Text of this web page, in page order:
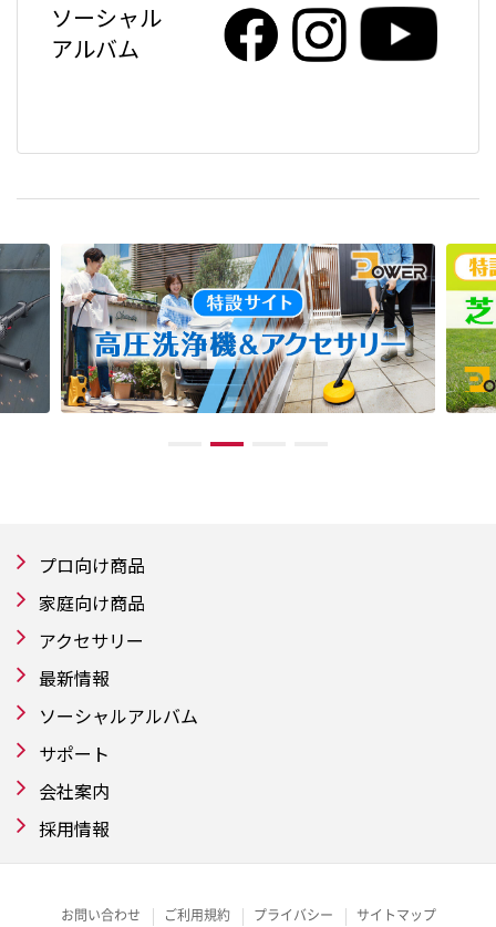
ソーシャル
アルバム
プロ向け商品
家庭向け商品
アクセサリー
最新情報
ソーシャルアルバム
サポート
会社案内
採用情報
お問い合わせ ご利用規約 プライバシー サイトマップ